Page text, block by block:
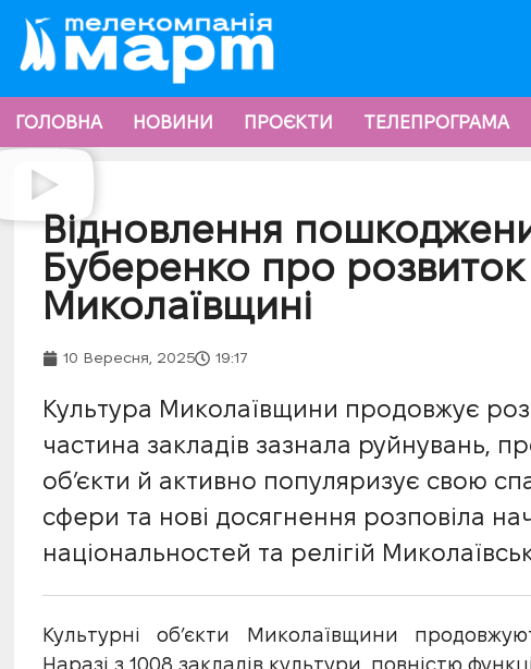
ГОЛОВНА НОВИНИ ПРОЄКТИ ТЕЛЕПРОГРАМА
Відновлення
Буберенко про
Миколаївщині
10 Вересня, 2025 19:17
Культура Миколаївщини продовжує
частина закладів зазнала руйнувань,
об’єкти й активно популяризує свою
сфери та нові досягнення розповіла
національностей та релігій
Культурні об’єкти Миколаївщини
Наразі з 1008 закладів культури, повністю